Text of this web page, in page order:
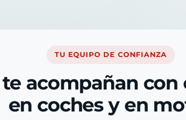
TU EQUIPO DE CONFIANZA
acompañan
en coches y en